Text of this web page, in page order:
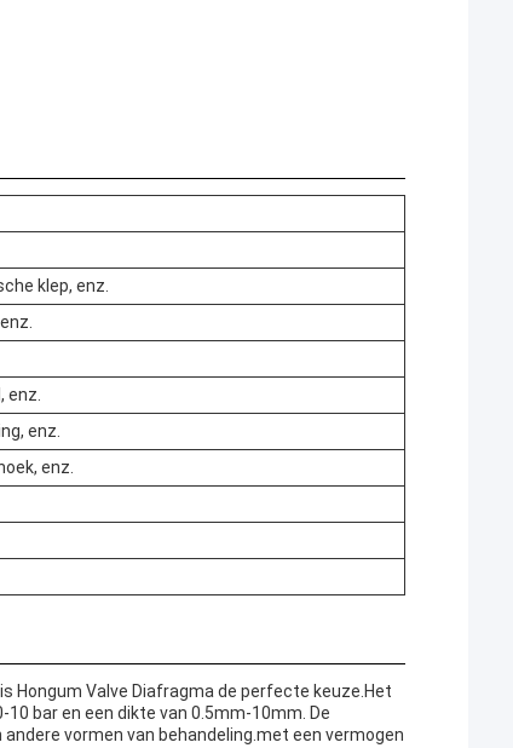
klep, enz.
enz.
enz.
enz.
Hongum Valve Diafragma de perfecte keuze.Het
bar en een dikte van 0.5mm-10mm. De
vormen van behandeling.met een vermogen